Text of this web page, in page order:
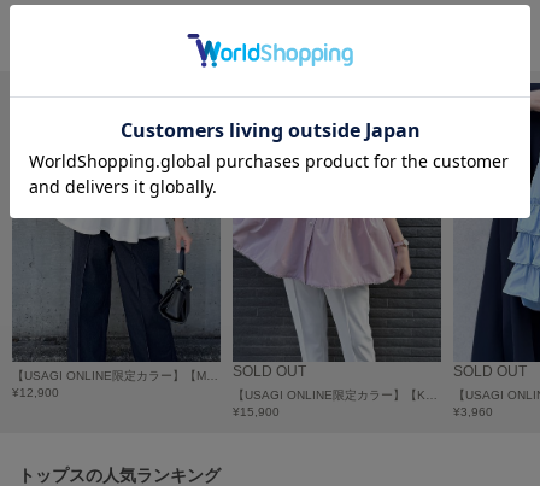
へノン
ハンター
HOKA ONEONE
ホカ オネオネ
KEEN
キーン
¥12,900
SOLD OUT
¥15,900
SOLD OUT
¥3,960
トップスの人気ランキング